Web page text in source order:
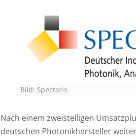
Bild: Spectaris
Nach einem zweistelligen
deutschen Photonikhersteller